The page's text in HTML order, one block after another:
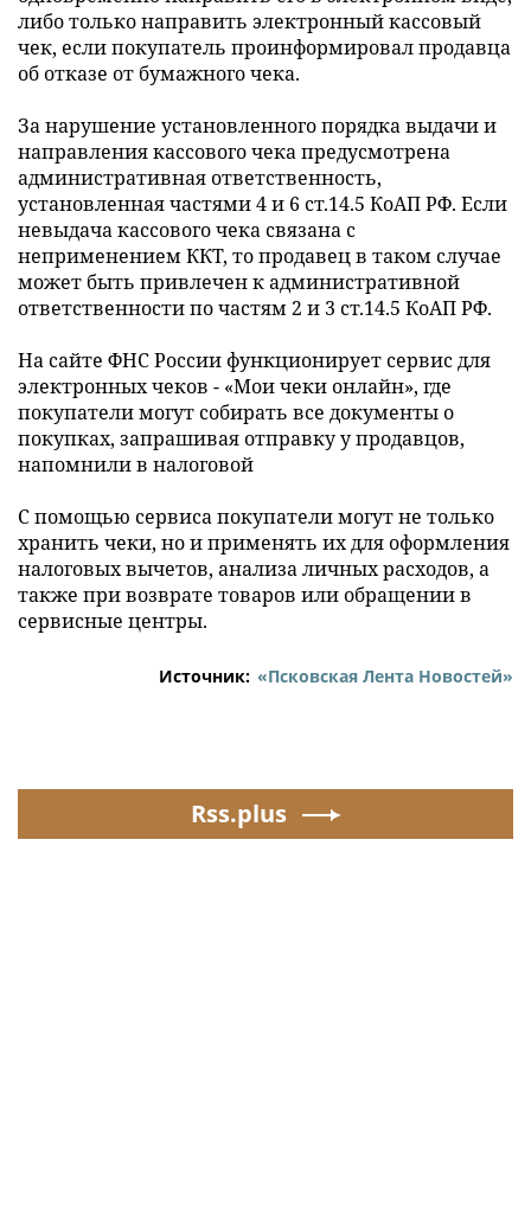
либо только направить электронный кассовый
чек, если покупатель проинформировал продавца
об отказе от бумажного чека.
За нарушение установленного порядка выдачи и
направления кассового чека предусмотрена
административная ответственность,
установленная частями 4 и 6 ст.14.5 КоАП РФ. Если
невыдача кассового чека связана с
неприменением ККТ, то продавец в таком случае
может быть привлечен к административной
ответственности по частям 2 и 3 ст.14.5 КоАП РФ.
На сайте ФНС России функционирует сервис для
электронных чеков - «Мои чеки онлайн», где
покупатели могут собирать все документы о
покупках, запрашивая отправку у продавцов,
напомнили в налоговой
С помощью сервиса покупатели могут не только
хранить чеки, но и применять их для оформления
налоговых вычетов, анализа личных расходов, а
также при возврате товаров или обращении в
сервисные центры.
Источник: «Псковская Лента Новостей»
Rss.plus